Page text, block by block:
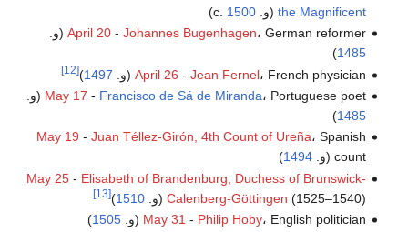
the Magnificent (و. c.1500
)
April 20- Johannes Bugenhagen، German reformer (و.
1485
)
April 26 - Jean Fernel، French physician (و. 1497
)
[12]
May 17 - Francisco de Sá de Miranda، Portuguese poet (و.
1485
)
May 19 - Juan Téllez-Girón, 4th Count of Ureña، Spanish
count (و.
1494
)
May 25- Elisabeth of Brandenburg, Duchess of Brunswick-
Calenberg-Göttingen (1525–1540) (و. 1510
)
[13]
May 31 - Philip Hoby، English politician (و. 1505
)